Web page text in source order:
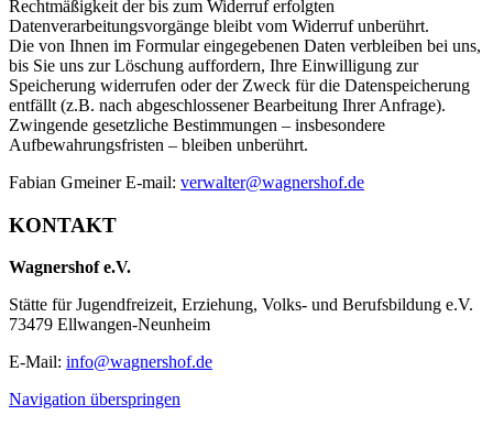
Rechtmäßigkeit der bis zum Widerruf erfolgten
Datenverarbeitungsvorgänge bleibt vom Widerruf unberührt.
Die von Ihnen im Formular eingegebenen Daten verbleiben bei uns,
bis Sie uns zur Löschung auffordern, Ihre Einwilligung zur
Speicherung widerrufen oder der Zweck für die Datenspeicherung
entfällt (z.B. nach abgeschlossener Bearbeitung Ihrer Anfrage).
Zwingende gesetzliche Bestimmungen – insbesondere
Aufbewahrungsfristen – bleiben unberührt.
Fabian Gmeiner E-mail: verwalter@wagnershof.de
KONTAKT
Wagnershof e.V.
Stätte für Jugendfreizeit, Erziehung, Volks- und Berufsbildung e.V.
73479 Ellwangen-Neunheim
E-Mail: info@wagnershof.de
Navigation überspringen